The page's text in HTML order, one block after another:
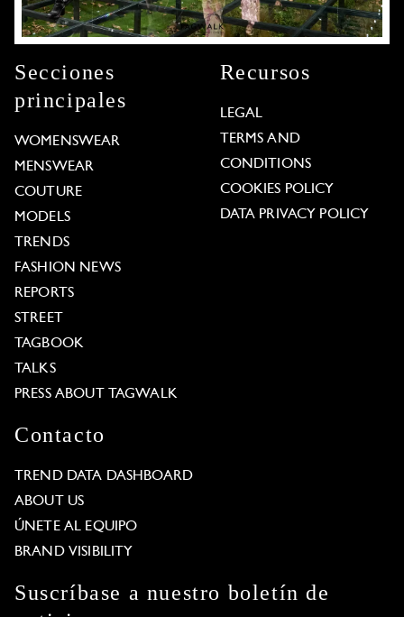
Secciones
principales
WOMENSWEAR
MENSWEAR
COUTURE
MODELS
TRENDS
FASHION NEWS
REPORTS
STREET
TAGBOOK
TALKS
PRESS ABOUT TAGWALK
Recursos
LEGAL
TERMS AND
CONDITIONS
COOKIES POLICY
DATA PRIVACY POLICY
Contacto
TREND DATA DASHBOARD
ABOUT US
ÚNETE AL EQUIPO
BRAND VISIBILITY
Suscríbase a nuestro boletín de